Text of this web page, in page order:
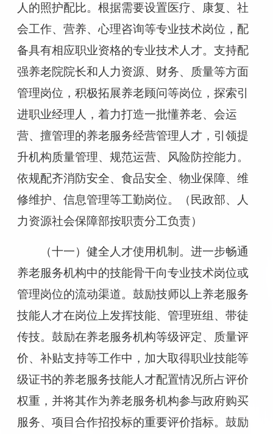
人的照护配比。根据需要设置医疗、康复、社
会工作、营养、心理咨询等专业技术岗位，配
备具有相应职业资格的专业技术人才。支持配
强养老院院长和人力资源、财务、质量等方面
管理岗位，积极拓展养老顾问等岗位，探索引
进职业经理人，着力打造一批懂养老、会运
营、擅管理的养老服务经营管理人才，引领提
升机构质量管理、规范运营、风险防控能力。
依规配齐消防安全、食品安全、物业保障、维
修维护、信息管理等工勤岗位。（民政部、人
力资源社会保障部按职责分工负责）
（十一）健全人才使用机制。进一步畅通
养老服务机构中的技能骨干向专业技术岗位或
管理岗位的流动渠道。鼓励技师以上养老服务
技能人才在岗位上发挥技能、管理班组、带徒
传技。鼓励在养老服务机构等级评定、质量评
价、补贴支持等工作中，加大取得职业技能等
级证书的养老服务技能人才配置情况所占评价
权重，并将其作为养老服务机构参与政府购买
服务、项目合作招投标的重要评价指标。鼓励